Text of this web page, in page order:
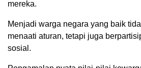
mereka.
Menjadi warga negara yang baik
menaati aturan, tetapi juga
sosial.